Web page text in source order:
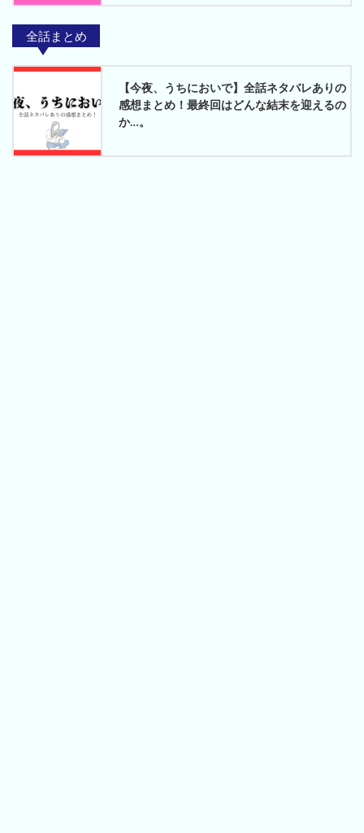
全話まとめ
【今夜、うちにおいで】全話ネタバレありの
感想まとめ！最終回はどんな結末を迎えるの
か…。